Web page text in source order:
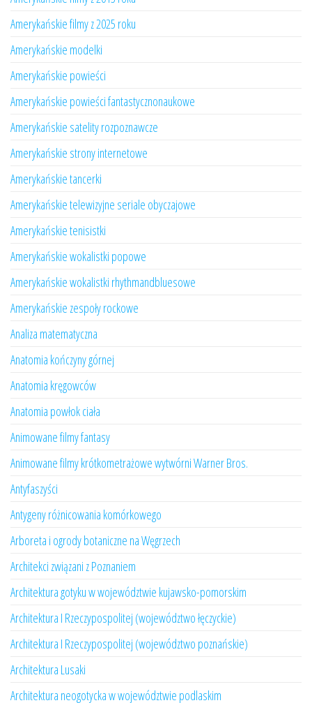
Amerykańskie filmy z 2025 roku
Amerykańskie modelki
Amerykańskie powieści
Amerykańskie powieści fantastycznonaukowe
Amerykańskie satelity rozpoznawcze
Amerykańskie strony internetowe
Amerykańskie tancerki
Amerykańskie telewizyjne seriale obyczajowe
Amerykańskie tenisistki
Amerykańskie wokalistki popowe
Amerykańskie wokalistki rhythmandbluesowe
Amerykańskie zespoły rockowe
Analiza matematyczna
Anatomia kończyny górnej
Anatomia kręgowców
Anatomia powłok ciała
Animowane filmy fantasy
Animowane filmy krótkometrażowe wytwórni Warner Bros.
Antyfaszyści
Antygeny różnicowania komórkowego
Arboreta i ogrody botaniczne na Węgrzech
Architekci związani z Poznaniem
Architektura gotyku w województwie kujawsko-pomorskim
Architektura I Rzeczypospolitej (województwo łęczyckie)
Architektura I Rzeczypospolitej (województwo poznańskie)
Architektura Lusaki
Architektura neogotycka w województwie podlaskim